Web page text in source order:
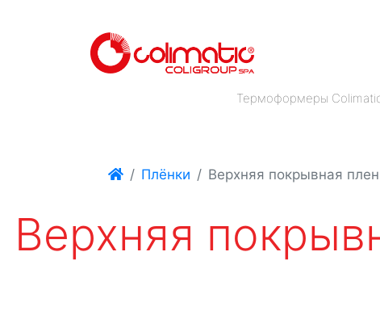
Термоформеры
Плёнки Верхняя покрывная
Верхняя